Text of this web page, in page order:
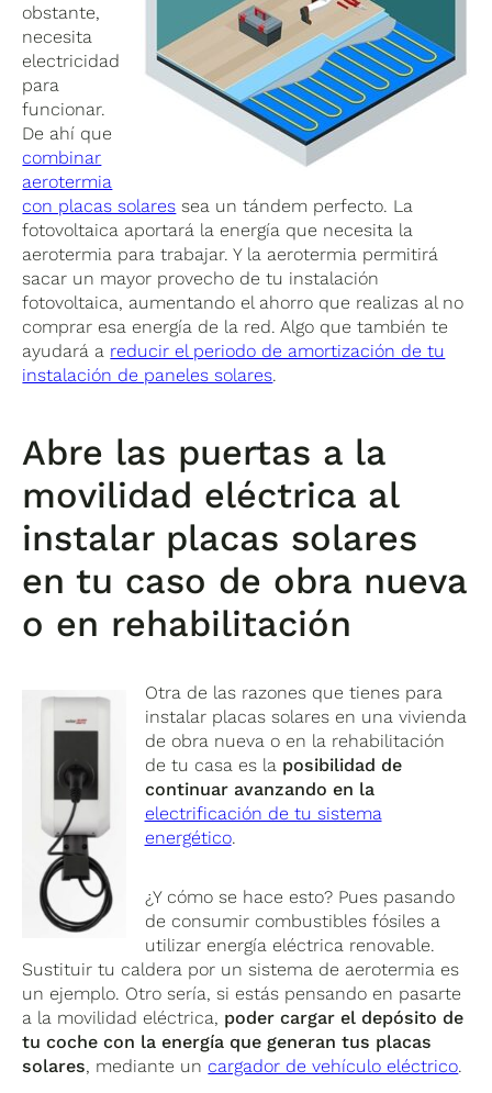
obstante,
necesita
electricidad
para
funcionar.
De ahí que
combinar
aerotermia
con placas solares sea un tándem perfecto. La
fotovoltaica aportará la energía que necesita la
aerotermia para trabajar. Y la aerotermia permitirá
sacar un mayor provecho de tu instalación
fotovoltaica, aumentando el ahorro que realizas al no
comprar esa energía de la red. Algo que también te
ayudará a reducir el periodo de amortización de tu
instalación de paneles solares.
Abre las puertas a la
movilidad eléctrica al
instalar placas solares
en tu caso de obra nueva
o en rehabilitación
Otra de las razones que tienes para
instalar placas solares en una vivienda
de obra nueva o en la rehabilitación
de tu casa es la posibilidad de
continuar avanzando en la
electrificación de tu sistema
energético.
¿Y cómo se hace esto? Pues pasando
de consumir combustibles fósiles a
utilizar energía eléctrica renovable.
Sustituir tu caldera por un sistema de aerotermia es
un ejemplo. Otro sería, si estás pensando en pasarte
a la movilidad eléctrica, poder cargar el depósito de
tu coche con la energía que generan tus placas
solares, mediante un cargador de vehículo eléctrico.